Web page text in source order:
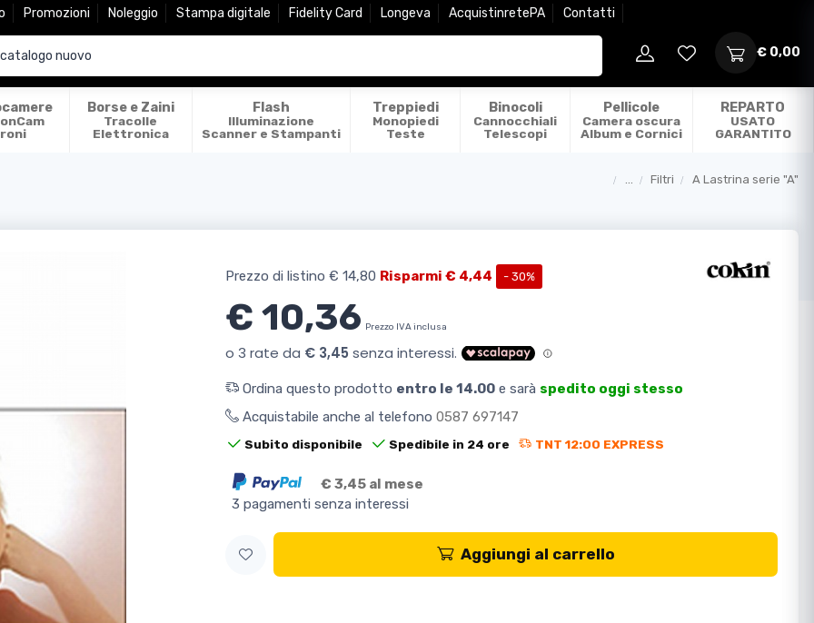
Promozioni Noleggio Stampa digitale Fidelity Card Longeva AcquistinretePA Contatti
€ 0,00
Borse e Zaini
Tracolle
Elettronica
Flash
Illuminazione
Scanner e Stampanti
Treppiedi
Monopiedi
Teste
Binocoli
Cannocchiali
Telescopi
Pellicole
Camera oscura
Album e Cornici
REPARTO
USATO
GARANTITO
Filtri A Lastrina serie "A"
Prezzo di listino € 14,80 Risparmi € 4,44 - 30%
€ 10,36 Prezzo IVA inclusa
Ordina questo prodotto entro le 14.00 e sarà spedito oggi stesso
Acquistabile anche al telefono 0587 697147
Subito disponibile Spedibile in 24 ore TNT 12:00 EXPRESS
€ 3,45 al mese
3 pagamenti senza interessi
Aggiungi al carrello